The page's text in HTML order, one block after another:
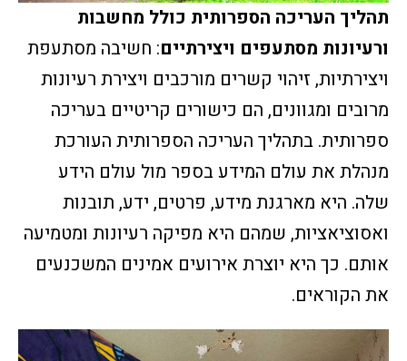
תהליך העריכה הספרותית כולל מחשבות
ורעיונות מסתעפים ויצירתיים: חשיבה מסתעפת
ויצירתיות, זיהוי קשרים מורכבים ויצירת רעיונות
מרובים ומגוונים, הם כישורים קריטיים בעריכה
ספרותית. בתהליך העריכה הספרותית העורכת
מנהלת את עולם המידע בספר מול עולם הידע
שלה. היא מארגנת מידע, פרטים, ידע, תובנות
ואסוציאציות, שמהם היא מפיקה רעיונות ומטמיעה
אותם. כך היא יוצרת אירועים אמינים המשכנעים
את הקוראים.